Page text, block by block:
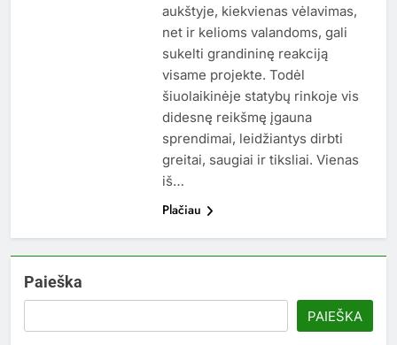
aukštyje, kiekvienas vėlavimas,
net ir kelioms valandoms, gali
sukelti grandininę reakciją
visame projekte. Todėl
šiuolaikinėje statybų rinkoje vis
didesnę reikšmę įgauna
sprendimai, leidžiantys dirbti
greitai, saugiai ir tiksliai. Vienas
iš…
Plačiau
Paieška
PAIEŠKA